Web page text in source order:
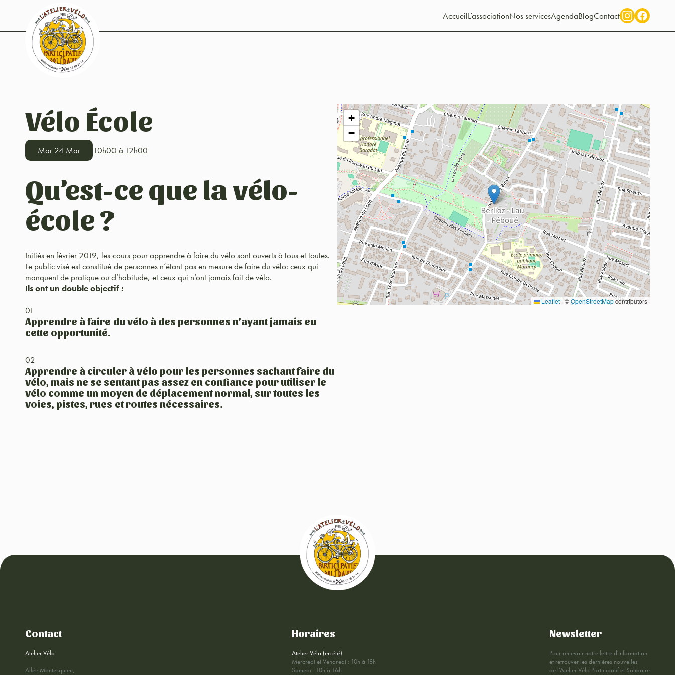
AccueilL’associationNos servicesAgendaBlogContact
Vélo École
Mar 24 Mar 10h00 à 12h00
Qu’est-ce que la vélo-
école ?
Initiés en février 2019, les cours pour apprendre à faire du vélo sont ouverts à tous et toutes.
Le public visé est constitué de personnes n’étant pas en mesure de faire du vélo: ceux qui
manquent de pratique ou d’habitude, et ceux qui n’ont jamais fait de vélo.
Ils ont un double objectif :
01
Apprendre à faire du vélo à des personnes n’ayant jamais eu
cette opportunité.
02
Apprendre à circuler à vélo pour les personnes sachant faire du
vélo, mais ne se sentant pas assez en confiance pour utiliser le
vélo comme un moyen de déplacement normal, sur toutes les
voies, pistes, rues et routes nécessaires.
+
−
Leaflet | ©OpenStreetMapcontributors
Contact
Atelier Vélo
Allée Montesquieu,
Horaires
Atelier Vélo (en été)
Mercredi et Vendredi : 10h à 18h
Samedi : 10h à 16h
Newsletter
Pour recevoir notre lettre d'information
et retrouver les dernières nouvelles
de l'Atelier Vélo Participatif et Solidaire